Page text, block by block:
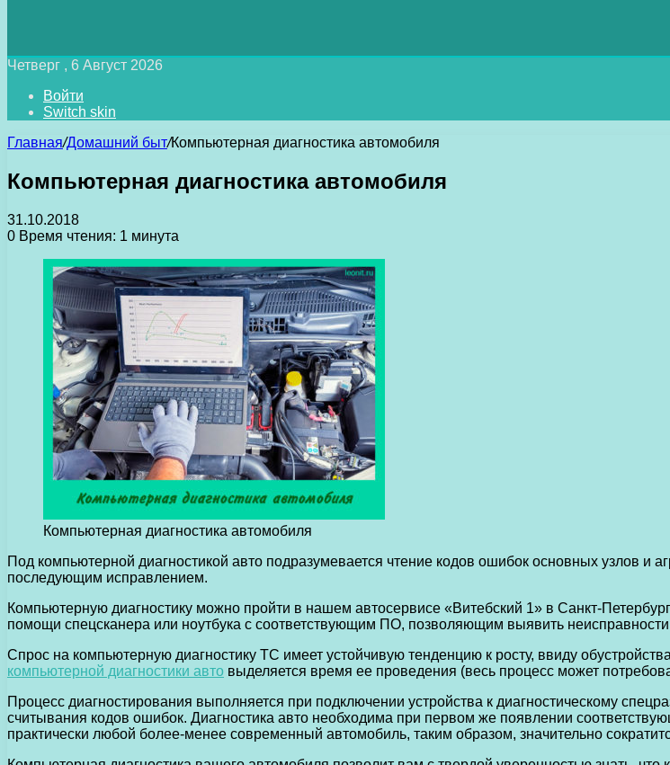
Четверг , 6 Август 2026
Войти
Switch skin
Главная/Домашний быт/Компьютерная диагностика автомобиля
Компьютерная диагностика автомобиля
31.10.2018
0 Время чтения: 1 минута
Компьютерная диагностика автомобиля
Под компьютерной диагностикой авто подразумевается чтение кодов ошибок основных узлов и
последующим исправлением.
Компьютерную диагностику можно пройти в нашем автосервисе «Витебский 1» в Санкт-
помощи спецсканера или ноутбука с соответствующим ПО, позволяющим выявить
Спрос на компьютерную диагностику ТС имеет устойчивую тенденцию к росту, ввиду
компьютерной диагностики авто выделяется время ее проведения (весь процесс может
Процесс диагностирования выполняется при подключении устройства к диагностическому
считывания кодов ошибок. Диагностика авто необходима при первом же появлении
практически любой более-менее современный автомобиль, таким образом, значительно